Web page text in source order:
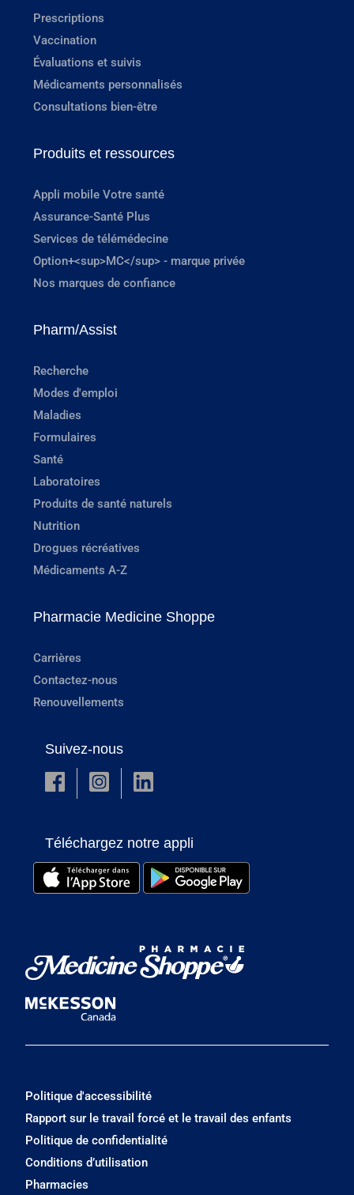
Prescriptions
Vaccination
Évaluations et suivis
Médicaments personnalisés
Consultations bien-être
Produits et ressources
Appli mobile Votre santé
Assurance-Santé Plus
Services de télémédecine
Option+<sup>MC</sup> - marque privée
Nos marques de confiance
Pharm/Assist
Recherche
Modes d'emploi
Maladies
Formulaires
Santé
Laboratoires
Produits de santé naturels
Nutrition
Drogues récréatives
Médicaments A-Z
Pharmacie Medicine Shoppe
Carrières
Contactez-nous
Renouvellements
Suivez-nous
Téléchargez notre appli
Politique d'accessibilité
Rapport sur le travail forcé et le travail des enfants
Politique de confidentialité
Conditions d’utilisation
Pharmacies